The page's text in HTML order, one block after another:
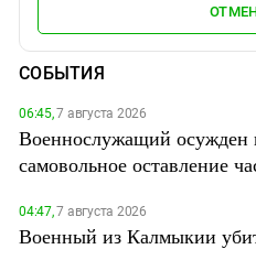
СОБЫТИЯ
06:45,7 августа 2026
Военнослужащий осужден
самовольное оставление
04:47,7 августа 2026
Военный из Калмыкии